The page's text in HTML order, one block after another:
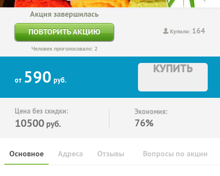
Купили: 164
Акция завершилась
ПОВТОРИТЬ АКЦИЮ
Человек проголосовало: 2
от 590 руб.
КУПИТЬ
Цена без скидки:
10500 руб.
Экономия:
76%
Основное Отзывы Вопросы по акции
Адреса